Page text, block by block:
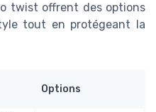
twist offrent des options
tout en protégeant la
Options